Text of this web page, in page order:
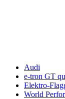
Audi
e-tron GT
Elektro-
World